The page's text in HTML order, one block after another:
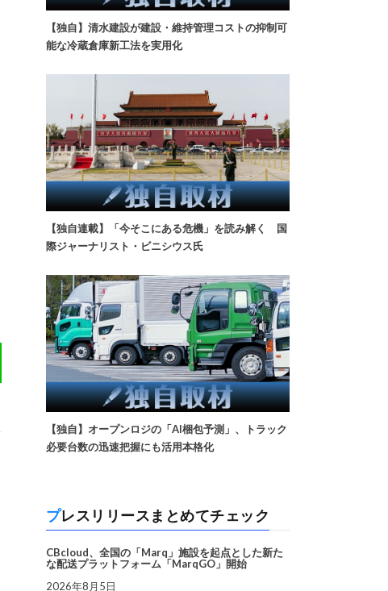
【独自】清水建設が建設・維持管理コストの抑制可
能な冷蔵倉庫新工法を実用化
【独自連載】「今そこにある危機」を読み解く 国
際ジャーナリスト・ビニシウス氏
【独自】オープンロジの「AI梱包予測」、トラック
必要台数の迅速把握にも活用本格化
プレスリリースまとめてチェック
CBcloud、全国の「Marq」施設を起点とした新た
な配送プラットフォーム「MarqGO」開始
2026年8月5日